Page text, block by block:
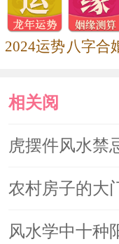
2024运势 八字合
相关阅
读
虎摆件风水禁
农村房子的大
风水学中十种